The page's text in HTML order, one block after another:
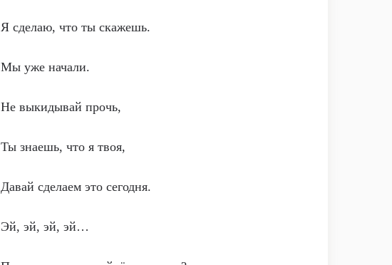
Я сделаю, что ты скажешь.
Мы уже начали.
Не выкидывай прочь,
Ты знаешь, что я твоя,
Давай сделаем это сегодня.
Эй, эй, эй, эй…